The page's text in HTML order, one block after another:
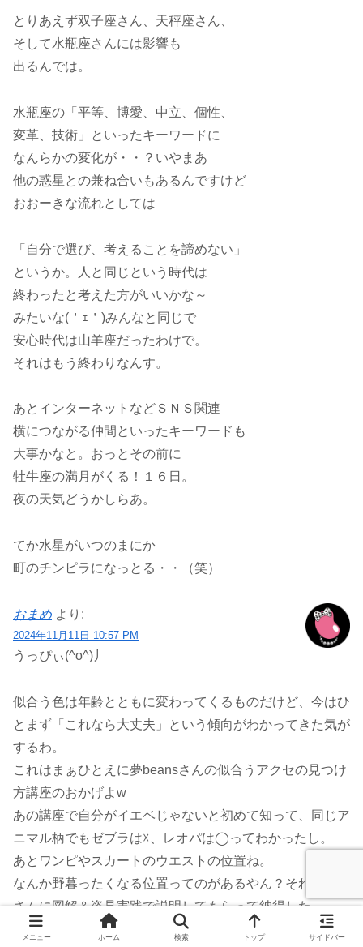
とりあえず双子座さん、天秤座さん、
そして水瓶座さんには影響も
出るんでは。
水瓶座の「平等、博愛、中立、個性、
変革、技術」といったキーワードに
なんらかの変化が・・？いやまあ
他の惑星との兼ね合いもあるんですけど
おおーきな流れとしては
「自分で選び、考えることを諦めない」
というか。人と同じという時代は
終わったと考えた方がいいかな～
みたいな(＇ｪ＇)みんなと同じで
安心時代は山羊座だったわけで。
それはもう終わりなんす。
あとインターネットなどＳＮＳ関連
横につながる仲間といったキーワードも
大事かなと。おっとその前に
牡牛座の満月がくる！１６日。
夜の天気どうかしらあ。
てか水星がいつのまにか
町のチンピラになっとる・・（笑）
おまめ より:
2024年11月11日 10:57 PM
うっぴぃ(^o^)丿
似合う色は年齢とともに変わってくるものだけど、今はひ
とまず「これなら大丈夫」という傾向がわかってきた気が
するわ。
これはまぁひとえに夢beansさんの似合うアクセの見つけ
方講座のおかげよw
あの講座で自分がイエベじゃないと初めて知って、同じア
ニマル柄でもゼブラは☓、レオパは◯ってわかったし。
あとワンピやスカートのウエストの位置ね。
なんか野暮ったくなる位置ってのがあるやん？それをkiki
さんに図解＆姿見実践で説明してもらって納得した。
メニュー ホーム 検索 トップ サイドバー